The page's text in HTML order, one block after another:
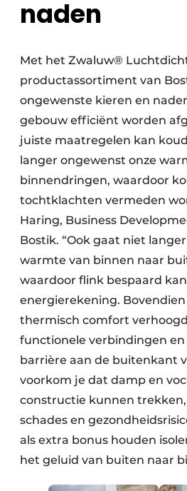
naden
Met het Zwaluw®
productassortiment van
ongewenste kieren en
gebouw efficiënt worden
juiste maatregelen kan
langer ongewenst onze
binnendringen, waardoor
tochtklachten vermeden
Haring, Business
Bostik. “Ook gaat niet
warmte van binnen naar
waardoor flink bespaard
energierekening.
thermisch comfort
functionele verbindingen
barrière aan de buitenkant
voorkom je dat damp en
constructie kunnen
schades en
als extra bonus houden
het geluid van buiten naar